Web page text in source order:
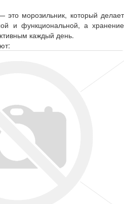
морозильник, который делает
и функциональной, а хранение
каждый день.